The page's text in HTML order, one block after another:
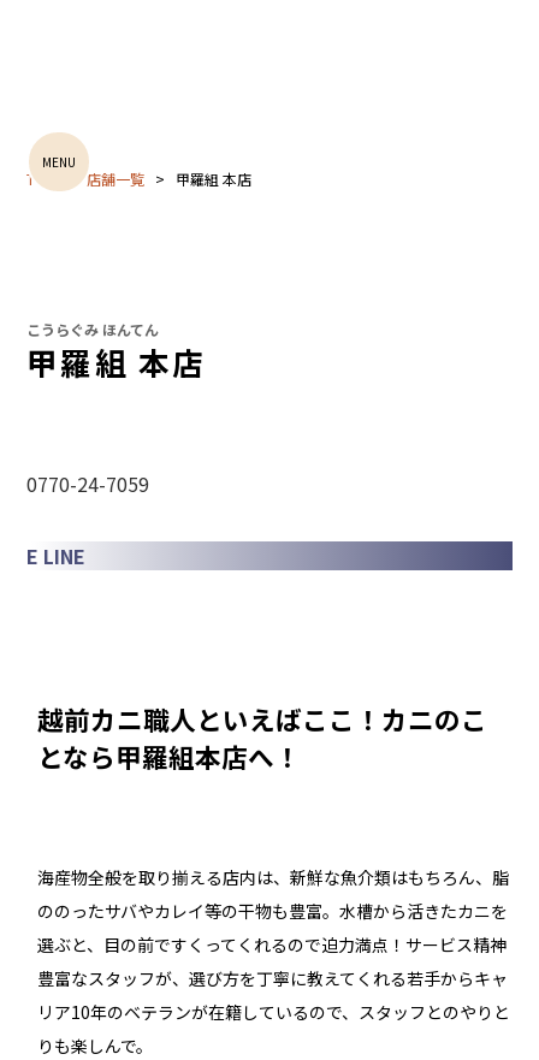
MENU
TOP 店舗一覧 甲羅組 本店
こうらぐみ ほんてん
甲羅組 本店
0770-24-7059
E LINE
越前カニ職人といえばここ！カニのこ
となら甲羅組本店へ！
海産物全般を取り揃える店内は、新鮮な魚介類はもちろん、脂
ののったサバやカレイ等の干物も豊富。水槽から活きたカニを
選ぶと、目の前ですくってくれるので迫力満点！サービス精神
豊富なスタッフが、選び方を丁寧に教えてくれる若手からキャ
リア10年のベテランが在籍しているので、スタッフとのやりと
りも楽しんで。